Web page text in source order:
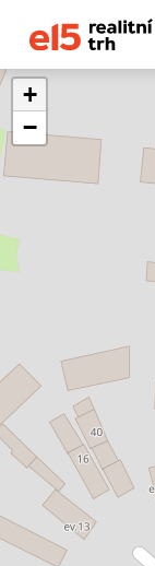
+
−